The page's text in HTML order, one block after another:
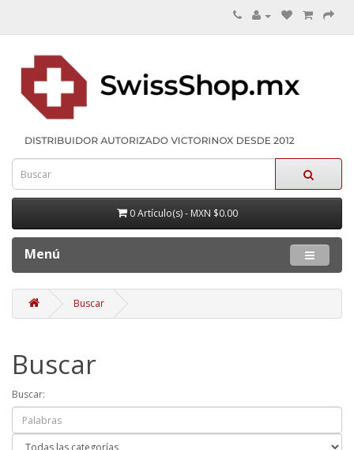
0 Artículo(s) - MXN $0.00
Menú
Buscar
Buscar
Buscar: